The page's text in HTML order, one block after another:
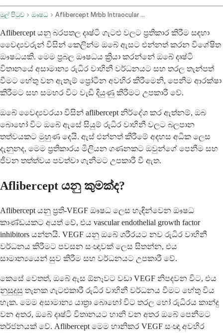
මුල් පිටුව ඖෂධ Aflibercept Mrbb Intraocular Route
Aflibercept යනු බරපතල දෘෂ්ටි ගැටළු වලට ප්‍රතිකාර කිරීම සඳහා
වෛද්‍යවරුන් විසින් කෙලින්ම ඔබේ ඇසට එන්නත් කරන විශේෂිත
ඖෂධයකි. මෙම ප්‍රබල ඖෂධය ක්‍රියා කරන්නේ ඔබේ දෘෂ්ටි
විතානයේ අසාමාන්‍ය රුධිර වාහිනී වර්ධනයට සහ තරල තැන්පත්
වීමට හේතු වන ඇතැම් ප්‍රෝටීන අවහිර කිරීමෙනි, පෙනීම ආරක්ෂා
කිරීමට සහ සමහර විට වැඩි දියුණු කිරීමට උපකාරී වේ.
ඔබේ වෛද්‍යවරයා විසින් aflibercept නිර්දේශ කර ඇත්නම්, ඔබ
බොහෝ විට ඔබේ ඇසේ සියුම් රුධිර වාහිනී වලට බලපාන
තත්වයකට මුහුණ දෙයි. ඇස් එන්නත් කිරීමේ අදහස අධික ලෙස
දැනුනද, මෙම ප්‍රතිකාරය මිලියන ගණනකට ඔවුන්ගේ පෙනීම සහ
ජීවන තත්ත්වය පවත්වා ගැනීමට උපකාරී වී ඇත.
Aflibercept යනු කුමක්ද?
Aflibercept යනු ප්‍රති-VEGF ඖෂධ ලෙස හැඳින්වෙන ඖෂධ
කාණ්ඩයකට අයත් වේ, එය vascular endothelial growth factor
inhibitors යන්නයි. VEGF යනු ඔබේ ශරීරයට නව රුධිර වාහිනී
වර්ධනය කිරීමට පවසන සංඥාවක් ලෙස සිතන්න, එය
සාමාන්‍යයෙන් සුව කිරීම සහ වර්ධනයට උපකාරී වේ.
කෙසේ වෙතත්, ඔබේ ඇස ඕනෑවට වඩා VEGF නිපදවන විට, එය
නුසුදුසු තැනක ගැටළුකාරී රුධිර වාහිනී වර්ධනය වීමට හේතු විය
හැක. මෙම අසාමාන්‍ය යාත්‍රා බොහෝ විට තරල හෝ රුධිරය කාන්දු
වන අතර, ඔබේ දෘෂ්ටි විතානයට හානි වන අතර ඔබේ පෙනීමට
තර්ජනයක් වේ. Aflibercept මෙම හානිකර VEGF සංඥා අවහිර